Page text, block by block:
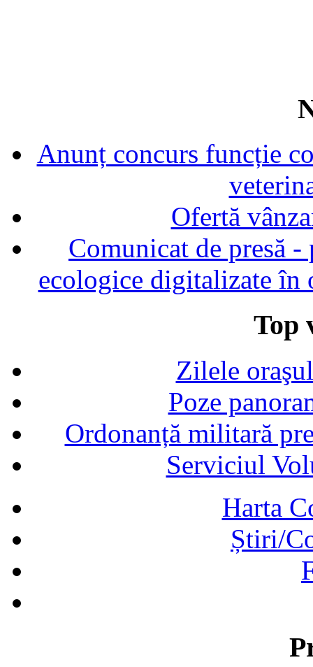
Anunț concurs funcție
Ofertă
Comunicat de presă
ecologice digitalizate în
Top
Zilele
Poze
Ordonanță militară
Serviciul
Harta
Știri/